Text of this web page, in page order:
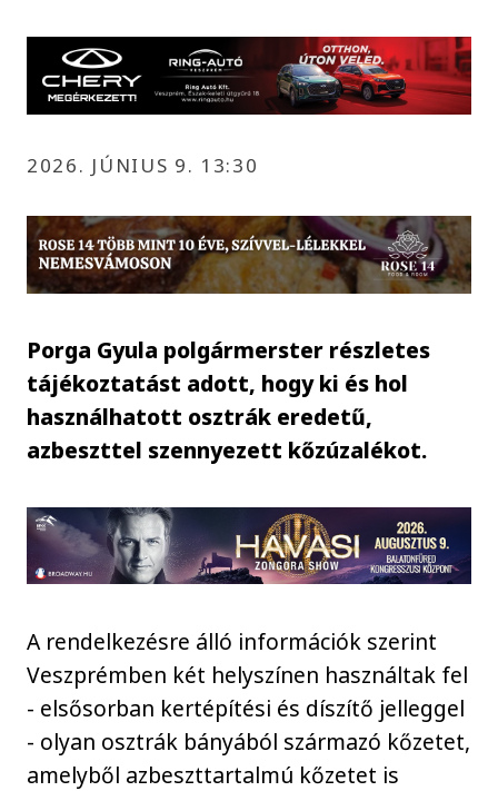
2026. JÚNIUS 9. 13:30
Porga Gyula polgármerster részletes
tájékoztatást adott, hogy ki és hol
használhatott osztrák eredetű,
azbeszttel szennyezett kőzúzalékot.
A rendelkezésre álló információk szerint
Veszprémben két helyszínen használtak fel
- elsősorban kertépítési és díszítő jelleggel
- olyan osztrák bányából származó kőzetet,
amelyből azbeszttartalmú kőzetet is